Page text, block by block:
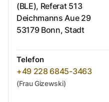
(BLE), Referat 513
Deichmanns Aue 29
53179 Bonn, Stadt
Telefon
+49 228 6845-3463
(Frau Gizewski)